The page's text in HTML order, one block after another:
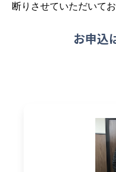
断りさせていただいてお
お申込